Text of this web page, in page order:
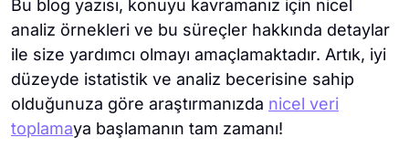
Bu blog yazısı, konuyu kavramanız için nicel
analiz örnekleri ve bu süreçler hakkında detaylar
ile size yardımcı olmayı amaçlamaktadır. Artık, iyi
düzeyde istatistik ve analiz becerisine sahip
olduğunuza göre araştırmanızda nicel veri
toplamaya başlamanın tam zamanı!